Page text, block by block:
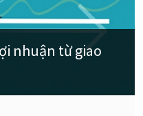
nhuận từ giao